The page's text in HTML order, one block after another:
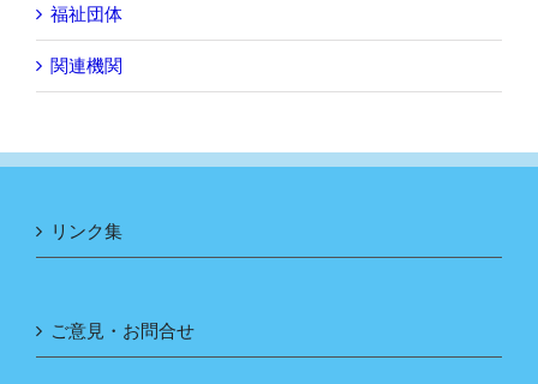
福祉団体
関連機関
リンク集
ご意見・お問合せ